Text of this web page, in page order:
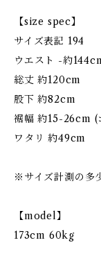
【size spec】
サイズ表記 194
ウエスト -約
総丈 約120cm
股下 約82cm
裾幅 約15-26cm (
ワタリ 約49cm
※サイズ計測の多
【model】
173cm 60kg